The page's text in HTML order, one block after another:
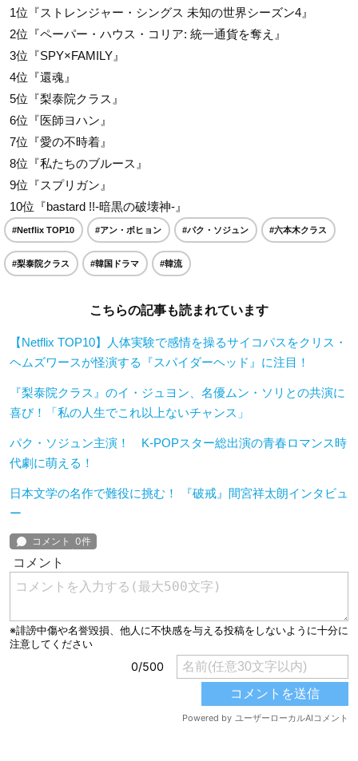
1位『ストレンジャー・シングス 未知の世界シーズン4』
2位『ペーパー・ハウス・コリア: 統一通貨を奪え』
3位『SPY×FAMILY』
4位『還魂』
5位『梨泰院クラス』
6位『医師ヨハン』
7位『愛の不時着』
8位『私たちのブルース』
9位『スプリガン』
10位『bastard !!-暗黒の破壊神-』
#Netflix TOP10 #アン・ボヒョン #パク・ソジュン #六本木クラス
#梨泰院クラス #韓国ドラマ #韓流
こちらの記事も読まれています
【Netflix TOP10】人体実験で感情を操るサイコパスをクリス・
ヘムズワースが怪演する『スパイダーヘッド』に注目！
『梨泰院クラス』のイ・ジュヨン、名優ムン・ソリとの共演に
喜び！「私の人生でこれ以上ないチャンス」
パク・ソジュン主演！ K-POPスター総出演の青春ロマンス時
代劇に萌える！
日本文学の名作で難役に挑む！ 『破戒』間宮祥太朗インタビュ
ー